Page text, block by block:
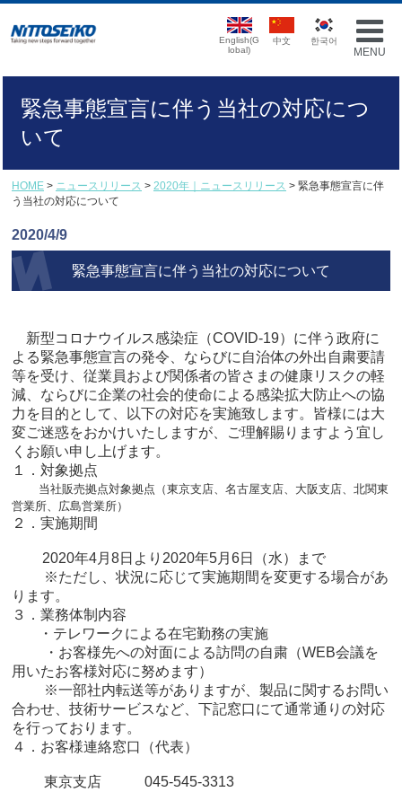
MENU
English(G
lobal)
中文 한국어
緊急事態宣言に伴う当社の対応につ
いて
HOME > ニュースリリース > 2020年｜ニュースリリース > 緊急事態宣言に伴
う当社の対応について
2020/4/9
緊急事態宣言に伴う当社の対応について
新型コロナウイルス感染症（COVID-19）に伴う政府に
よる緊急事態宣言の発令、ならびに自治体の外出自粛要請
等を受け、従業員および関係者の皆さまの健康リスクの軽
減、ならびに企業の社会的使命による感染拡大防止への協
力を目的として、以下の対応を実施致します。皆様には大
変ご迷惑をおかけいたしますが、ご理解賜りますよう宜し
くお願い申し上げます。
１．対象拠点
当社販売拠点対象拠点（東京支店、名古屋支店、大阪支店、北関東
営業所、広島営業所）
２．実施期間
2020年4月8日より2020年5月6日（水）まで
※ただし、状況に応じて実施期間を変更する場合があ
ります。
３． 業務体制内容
・テレワークによる在宅勤務の実施
・お客様先への対面による訪問の自粛（WEB会議を
用いたお客様対応に努めます）
※一部社内転送等がありますが、製品に関するお問い
合わせ、技術サービスなど、下記窓口にて通常通りの対応
を行っております。
４．お客様連絡窓口（代表）
東京支店 045-545-3313